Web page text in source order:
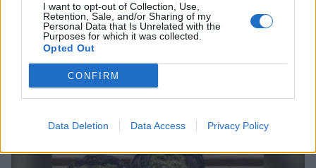
I want to opt-out of Collection, Use,
Retention, Sale, and/or Sharing of my
Personal Data that Is Unrelated with the
Purposes for which it was collected.
Opted Out
CONFIRM
Data Deletion Data Access Privacy Policy
Σχετικά Άρθρα